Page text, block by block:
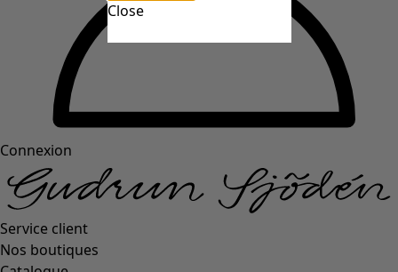
Connexion
Service client
Nos boutiques
Close